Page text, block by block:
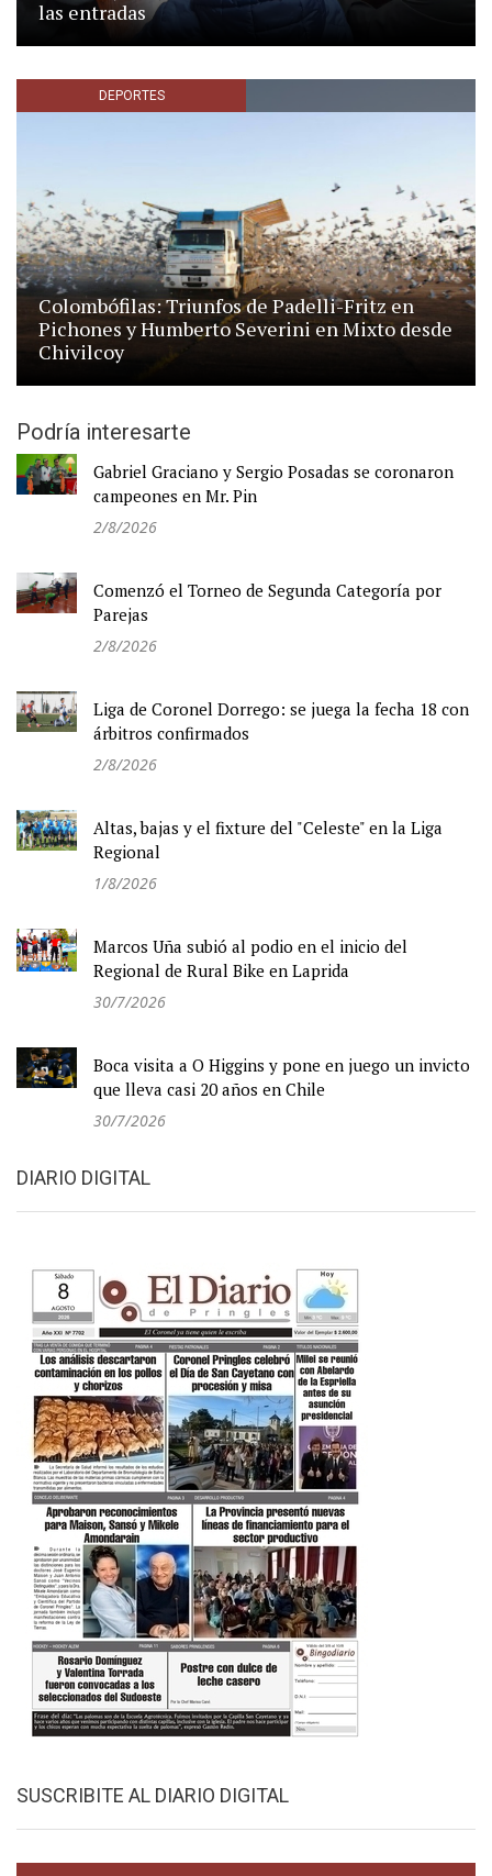
las entradas
DEPORTES
Colombófilas: Triunfos de Padelli-Fritz en
Pichones y Humberto Severini en Mixto desde
Chivilcoy
Podría interesarte
Gabriel Graciano y Sergio Posadas se coronaron
campeones en Mr. Pin
2/8/2026
Comenzó el Torneo de Segunda Categoría por
Parejas
2/8/2026
Liga de Coronel Dorrego: se juega la fecha 18 con
árbitros confirmados
2/8/2026
Altas, bajas y el fixture del "Celeste" en la Liga
Regional
1/8/2026
Marcos Uña subió al podio en el inicio del
Regional de Rural Bike en Laprida
30/7/2026
Boca visita a O Higgins y pone en juego un invicto
que lleva casi 20 años en Chile
30/7/2026
DIARIO DIGITAL
SUSCRIBITE AL DIARIO DIGITAL